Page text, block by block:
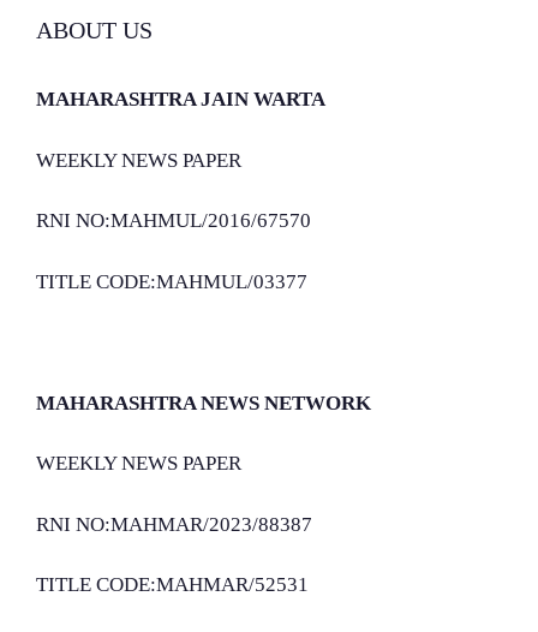
ABOUT US
MAHARASHTRA JAIN WARTA
WEEKLY NEWS PAPER
RNI NO:MAHMUL/2016/67570
TITLE CODE:MAHMUL/03377
MAHARASHTRA NEWS NETWORK
WEEKLY NEWS PAPER
RNI NO:MAHMAR/2023/88387
TITLE CODE:MAHMAR/52531